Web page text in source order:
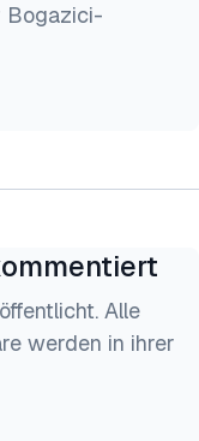
Bogazici-
Alle
werden in ihrer